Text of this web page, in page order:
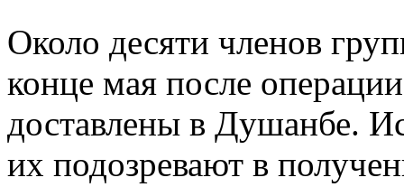
Около десяти членов
конце мая после
доставлены в Душанбе.
их подозревают в